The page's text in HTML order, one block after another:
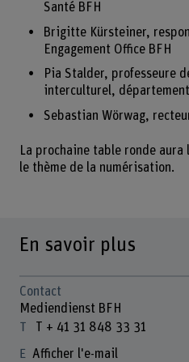
Santé BFH
Brigitte Kürsteiner,
Engagement Office BFH
Pia Stalder, professeure
interculturel, département
Sebastian Wörwag,
La prochaine table ronde
le thème de la numérisation.
En savoir plus
Contact
Mediendienst BFH
T + 41 31 848 33 31
Afficher l'e-mail